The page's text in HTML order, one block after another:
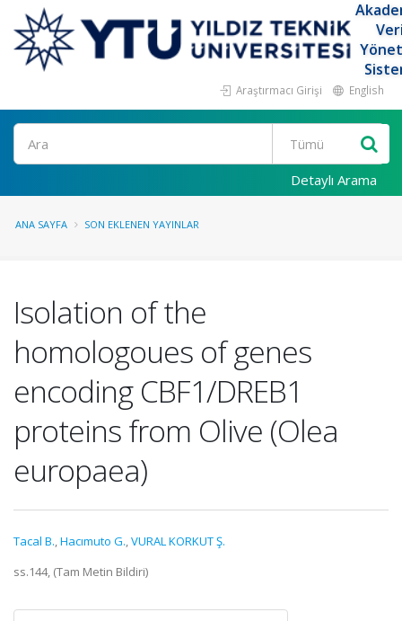
Araştırmacı Girişi English
Ara
Detaylı Arama
ANA SAYFA SON EKLENEN YAYINLAR
Isolation of the
homologoues of genes
encoding CBF1/DREB1
proteins from Olive (Olea
europaea)
Tacal B.,Hacımuto G.,VURAL KORKUT Ş.
ss.144, (Tam Metin Bildiri)